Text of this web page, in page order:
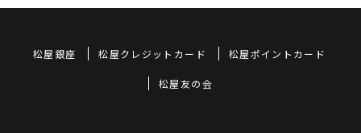
松屋銀座 松屋クレジットカード 松屋ポイントカード
松屋友の会